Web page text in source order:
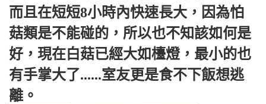
而且在短短8小時內快速長大，因為怕
菇類是不能碰的，所以也不知該如何是
好，現在白菇已經大如檯燈，最小的也
有手掌大了......室友更是食不下飯想逃
離。